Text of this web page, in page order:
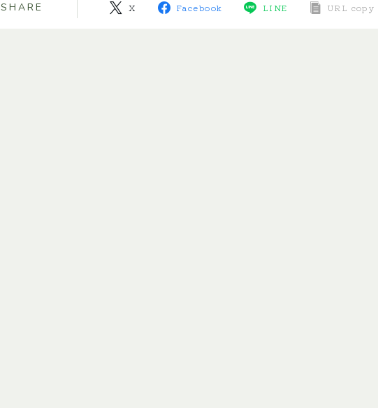
SHARE X Facebook LINE URL copy